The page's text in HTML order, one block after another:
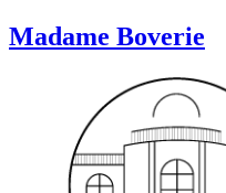
Madame Boverie